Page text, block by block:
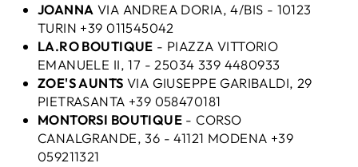
JOANNA VIA ANDREA DORIA, 4/BIS - 10123
TURIN +39 011545042
LA.RO BOUTIQUE - PIAZZA VITTORIO
EMANUELE II, 17 - 25034 339 4480933
ZOE'S AUNTS VIA GIUSEPPE GARIBALDI, 29
PIETRASANTA +39 058470181
MONTORSI BOUTIQUE - CORSO
CANALGRANDE, 36 - 41121 MODENA +39
059211321